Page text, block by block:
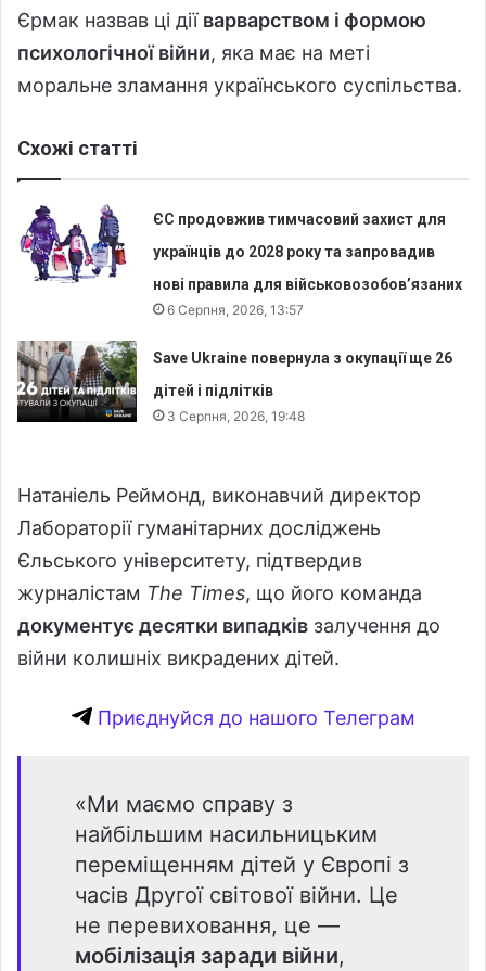
Єрмак назвав ці дії варварством і формою
психологічної війни, яка має на меті
моральне зламання українського суспільства.
Схожі статті
ЄС продовжив тимчасовий захист для
українців до 2028 року та запровадив
нові правила для військовозобов’язаних
6 Серпня, 2026, 13:57
Save Ukraine повернула з окупації ще 26
дітей і підлітків
3 Серпня, 2026, 19:48
Натаніель Реймонд, виконавчий директор
Лабораторії гуманітарних досліджень
Єльського університету, підтвердив
журналістам The Times, що його команда
документує десятки випадків залучення до
війни колишніх викрадених дітей.
Приєднуйся до нашого Телеграм
«Ми маємо справу з
найбільшим насильницьким
переміщенням дітей у Європі з
часів Другої світової війни. Це
не перевиховання, це —
мобілізація заради війни,